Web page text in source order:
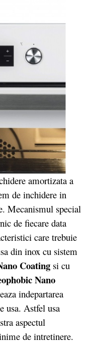
amortizata a
de inchidere in
Mecanismul special
de fiecare data
care trebuie
din inox cu sistem
Coating si cu
Nano
indepartarea
usa. Astfel usa
aspectul
de intretinere.